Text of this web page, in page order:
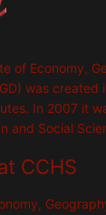
of Economy,
was
In 2007 it
and Social
CCHS